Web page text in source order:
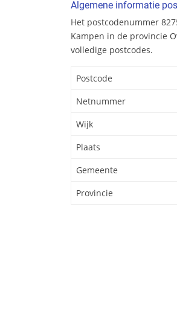
Algemene informatie
Het postcodenummer
Kampen in de provincie
volledige postcodes.
Postcode
Netnummer
Wijk
Plaats
Gemeente
Provincie